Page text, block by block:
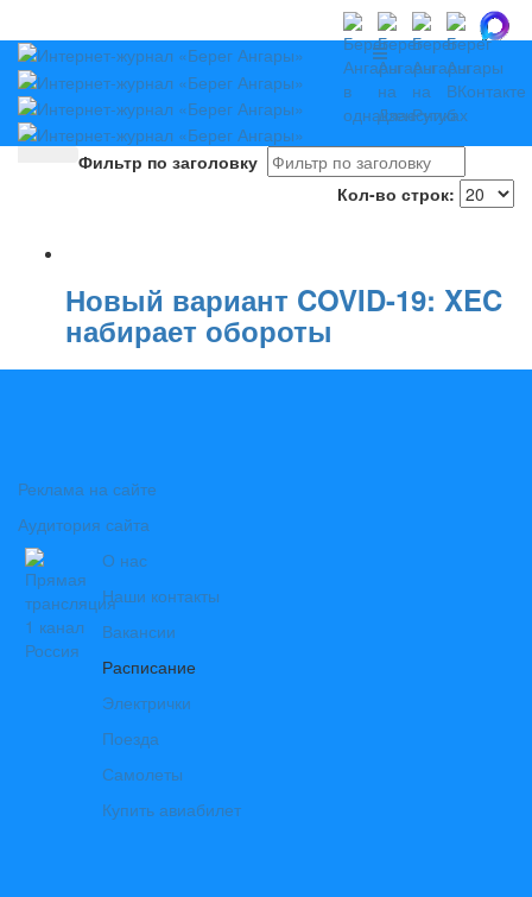
Фильтр по заголовку
Кол-во строк:
Новый вариант COVID-19: XEC
набирает обороты
Реклама на сайте
Аудитория сайта
О нас
Наши контакты
Вакансии
Расписание
Электрички
Поезда
Самолеты
Купить авиабилет